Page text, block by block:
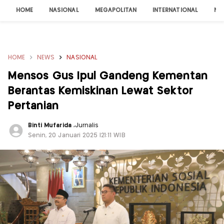
HOME NASIONAL MEGAPOLITAN INTERNATIONAL
HOME NEWS NASIONAL
Mensos Gus Ipul Gandeng Kementan
Berantas Kemiskinan Lewat Sektor
Pertanian
Binti Mufarida ,Jurnalis
Senin, 20 Januari 2025 |21:11 WIB